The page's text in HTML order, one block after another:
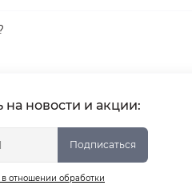
на новости и акции:
Подписаться
в отношении обработки